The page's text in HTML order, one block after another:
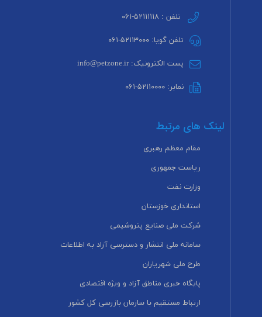
تلفن : ۵۲۱۱۱۱۱۸-۰۶۱
تلفن گویا: ۵۲۱۱۳۰۰۰-۰۶۱
پست الکترونیک: info@petzone.ir
نمابر: ۵۲۱۱۰۰۰۰-۰۶۱
لینک های مرتبط
مقام معظم رهبری
ریاست جمهوری
وزارت نفت
استانداری خوزستان
شرکت ملی صنایع پتروشیمی
سامانه ملی انتشار و دسترسی آزاد به اطلاعات
طرح ملی شهریاران
پایگاه خبری مناطق آزاد و ویژه اقتصادی
ارتباط مستقیم با سازمان بازرسی کل کشور